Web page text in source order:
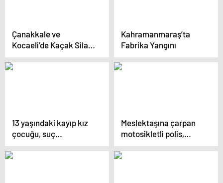
Çanakkale ve
Kocaeli’de Kaçak Silah
Operasyonu
Kahramanmaraş’ta
Fabrika Yangını
13 yaşındaki kayıp kız
çocuğu, suç
makinesinin yanından
çıktı
Meslektaşına çarpan
motosikletli polis,
duramayıp kalabalığa
daldı